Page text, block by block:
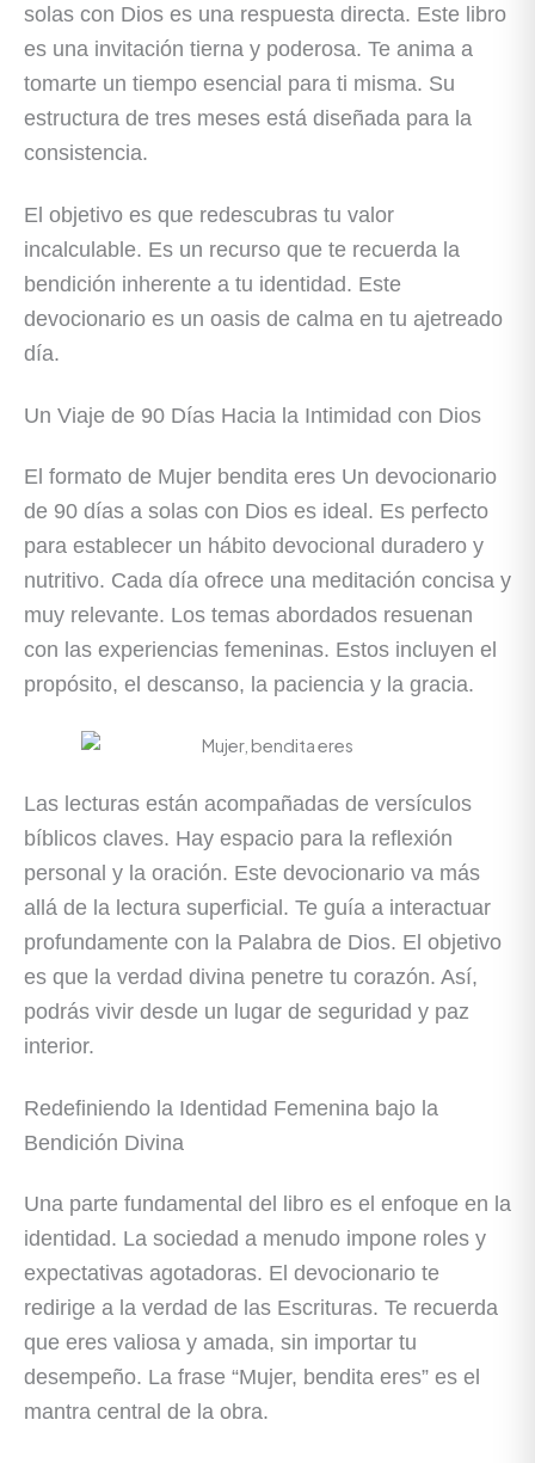
solas con Dios es una respuesta directa. Este libro
es una invitación tierna y poderosa. Te anima a
tomarte un tiempo esencial para ti misma. Su
estructura de tres meses está diseñada para la
consistencia.
El objetivo es que redescubras tu valor
incalculable. Es un recurso que te recuerda la
bendición inherente a tu identidad. Este
devocionario es un oasis de calma en tu ajetreado
día.
Un Viaje de 90 Días Hacia la Intimidad con Dios
El formato de Mujer bendita eres Un devocionario
de 90 días a solas con Dios es ideal. Es perfecto
para establecer un hábito devocional duradero y
nutritivo. Cada día ofrece una meditación concisa y
muy relevante. Los temas abordados resuenan
con las experiencias femeninas. Estos incluyen el
propósito, el descanso, la paciencia y la gracia.
Las lecturas están acompañadas de versículos
bíblicos claves. Hay espacio para la reflexión
personal y la oración. Este devocionario va más
allá de la lectura superficial. Te guía a interactuar
profundamente con la Palabra de Dios. El objetivo
es que la verdad divina penetre tu corazón. Así,
podrás vivir desde un lugar de seguridad y paz
interior.
Redefiniendo la Identidad Femenina bajo la
Bendición Divina
Una parte fundamental del libro es el enfoque en la
identidad. La sociedad a menudo impone roles y
expectativas agotadoras. El devocionario te
redirige a la verdad de las Escrituras. Te recuerda
que eres valiosa y amada, sin importar tu
desempeño. La frase “Mujer, bendita eres” es el
mantra central de la obra.